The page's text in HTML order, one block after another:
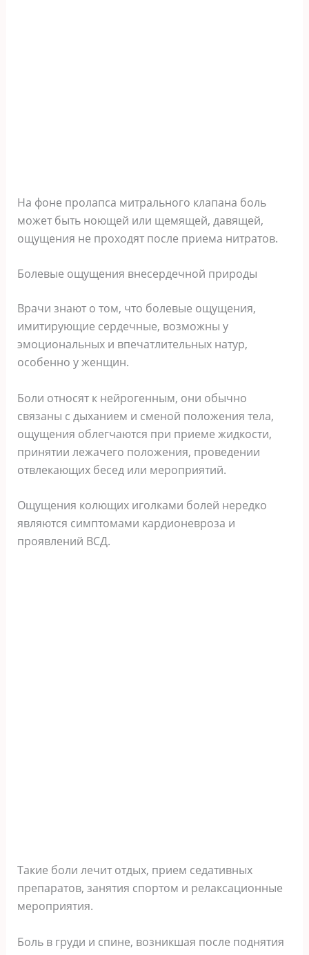
На фоне пролапса митрального клапана боль
может быть ноющей или щемящей, давящей,
ощущения не проходят после приема нитратов.
Болевые ощущения внесердечной природы
Врачи знают о том, что болевые ощущения,
имитирующие сердечные, возможны у
эмоциональных и впечатлительных натур,
особенно у женщин.
Боли относят к нейрогенным, они обычно
связаны с дыханием и сменой положения тела,
ощущения облегчаются при приеме жидкости,
принятии лежачего положения, проведении
отвлекающих бесед или мероприятий.
Ощущения колющих иголками болей нередко
являются симптомами кардионевроза и
проявлений ВСД.
Такие боли лечит отдых, прием седативных
препаратов, занятия спортом и релаксационные
мероприятия.
Боль в груди и спине, возникшая после поднятия